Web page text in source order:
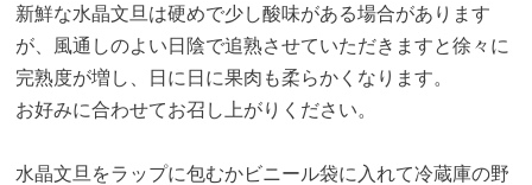
新鮮な水晶文旦は硬めで少し酸味がある場合があります
が、風通しのよい日陰で追熟させていただきますと徐々に
完熟度が増し、日に日に果肉も柔らかくなります。
お好みに合わせてお召し上がりください。
水晶文旦をラップに包むかビニール袋に入れて冷蔵庫の野